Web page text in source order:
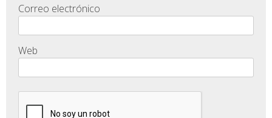
Correo electrónico
Web